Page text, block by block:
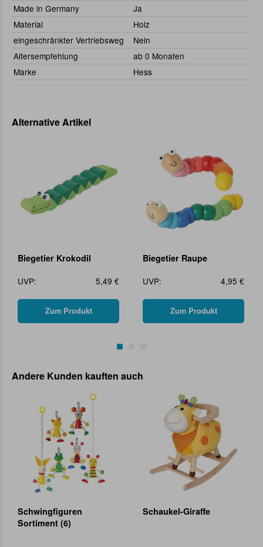
Made in Germany
Ja
Material
Holz
eingeschränkter Vertriebsweg
Nein
Altersempfehlung
ab 0 Monaten
Marke
Hess
Alternative Artikel
Biegetier Krokodil
UVP:
5,49 €
Zum Produkt
Biegetier Raupe
UVP:
4,95 €
Zum Produkt
Andere Kunden kauften auch
Schwingfiguren
Sortiment (6)
Schaukel-Giraffe